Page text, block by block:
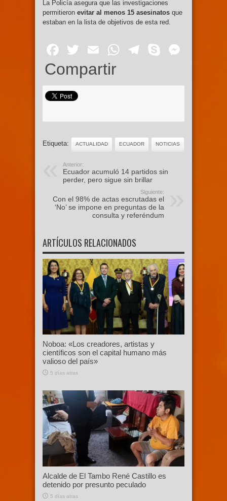
La Policía asegura que las investigaciones
permitieron evitar al menos 15 asesinatos que
estaban en la lista de objetivos de esta red.
Facebook
Twitter
EmailWhatsApp
Telegram
Skype
Compartir
Etiqueta: ACTUALIDAD ECUADOR NOTICIAS
Anterior:
Ecuador acumuló 14 partidos sin
perder, pero sigue sin brillar
Siguiente:
Con el 98% de actas escrutadas el
‘No’ se impone en preguntas de la
consulta y referéndum
ARTÍCULOS RELACIONADOS
Noboa: «Los creadores, artistas y
científicos son el capital humano más
valioso del país»
5 días atras
Alcalde de El Tambo René Castillo es
detenido por presunto peculado
5 días atras